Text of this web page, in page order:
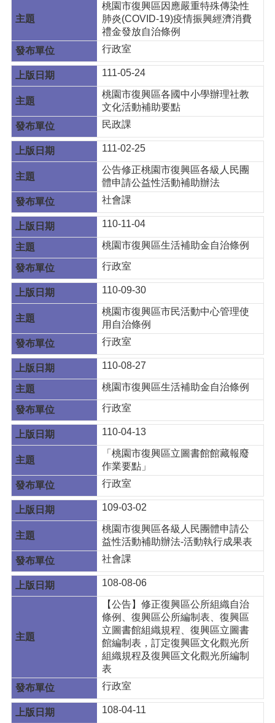
桃園市復興區因應嚴重特殊傳染性
肺炎(COVID-19)疫情振興經濟消費
禮金發放自治條例
行政室
111-05-24
桃園市復興區各國中小學辦理社教
文化活動補助要點
民政課
111-02-25
公告修正桃園市復興區各級人民團
體申請公益性活動補助辦法
社會課
110-11-04
桃園市復興區生活補助金自治條例
行政室
110-09-30
桃園市復興區市民活動中心管理使
用自治條例
行政室
110-08-27
桃園市復興區生活補助金自治條例
行政室
110-04-13
「桃園市復興區立圖書館館藏報廢
作業要點」
行政室
109-03-02
桃園市復興區各級人民團體申請公
益性活動補助辦法-活動執行成果表
社會課
108-08-06
【公告】修正復興區公所組織自治
條例、復興區公所編制表、復興區
立圖書館組織規程、復興區立圖書
館編制表，訂定復興區文化觀光所
組織規程及復興區文化觀光所編制
表
行政室
108-04-11